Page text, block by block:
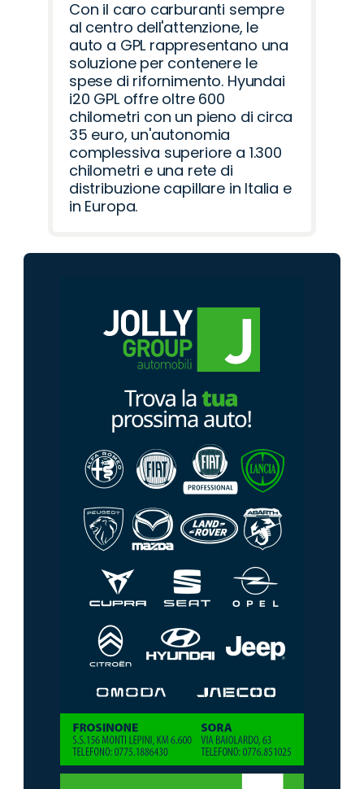
Con il caro carburanti sempre
al centro dell'attenzione, le
auto a GPL rappresentano una
soluzione per contenere le
spese di rifornimento. Hyundai
i20 GPL offre oltre 600
chilometri con un pieno di circa
35 euro, un'autonomia
complessiva superiore a 1.300
chilometri e una rete di
distribuzione capillare in Italia e
in Europa.